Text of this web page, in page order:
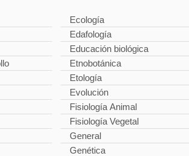
Ecología
Edafología
Educación biológica
Etnobotánica
Etología
Evolución
Fisiología Animal
Fisiología Vegetal
General
Genética